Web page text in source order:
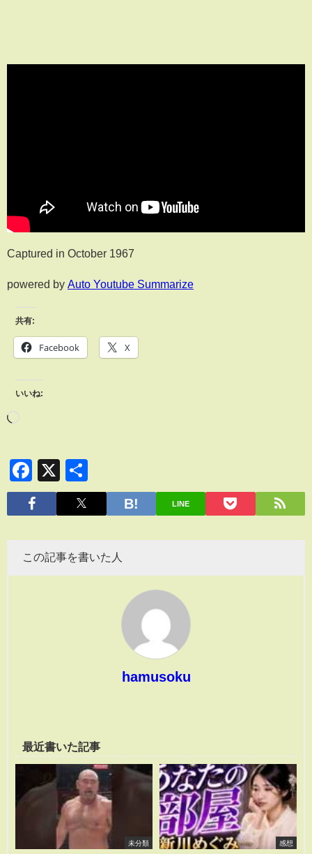
Captured in October 1967
powered by Auto Youtube Summarize
共有:
Facebook X
いいね:
Facebook
X
有
LINE
この記事を書いた人
hamusoku
最近書いた記事
未分類 感想